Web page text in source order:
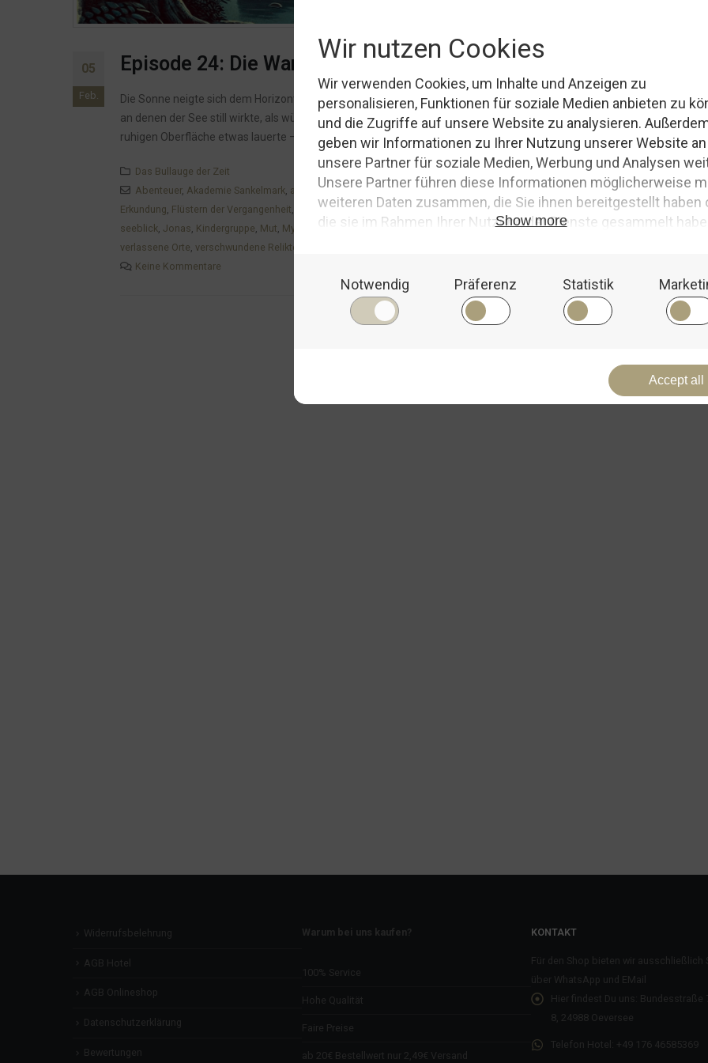
05
Feb.
Episode 24: Die Warnung aus der Tiefe
Die Sonne neigte sich dem Horizont entgegen und tauchte den Sankelmarker See in ein goldenes Licht. Es war einer
an denen der See still wirkte, als würde er seine Geheimnisse tief in sich verbergen. Doch die Kinder wussten, dass
ruhigen Oberfläche etwas lauerte – etwas,...
Das Bullauge der Zeit
Abenteuer, Akademie Sankelmark, alte Inschriften,alte Kulturen,alte Symbole, Balance des Sees,Bootssteg,Dorfbewohner,
Erkundung, Flüstern der Vergangenheit, Forschergeist,forschung , geheimnisvolle Gravuren,geheimnisvolles Zeichen,
seeblick, Jonas, Kindergruppe, Mut, Mystik sankelmarker see,spannung
verlassene Orte, verschwundene Relikte
Keine Kommentare
Widerrufsbelehrung
AGB Hotel
AGB Onlineshop
Datenschutzerklärung
Bewertungen
Warum bei uns kaufen?
100% Service
Hohe Qualität
Faire Preise
ab 20€ Bestellwert nur 2,49€ Versand
KONTAKT
Für den Shop bieten wir ausschließlich
über WhatsApp und EMail
Hier findest Du uns:
Bundesstraße
8, 24988 Oeversee
Telefon Hotel: +49 176 46585369